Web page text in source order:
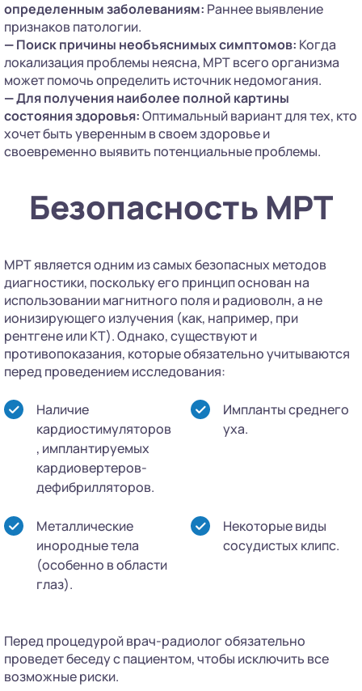
определенным заболеваниям: Раннее выявление
признаков патологии.
—Поиск причины необъяснимых симптомов: Когда
локализация проблемы неясна, МРТ всего организма
может помочь определить источник недомогания.
—Для получения наиболее полной картины
состояния здоровья:Оптимальный вариант для тех, кто
хочет быть уверенным в своем здоровье и
своевременно выявить потенциальные проблемы.
Безопасность МРТ
МРТ является одним из самых безопасных методов
диагностики, поскольку его принцип основан на
использовании магнитного поля и радиоволн, а не
ионизирующего излучения (как, например, при
рентгене или КТ). Однако, существуют и
противопоказания, которые обязательно учитываются
перед проведением исследования:
Наличие
кардиостимуляторов
, имплантируемых
кардиовертеров-
дефибрилляторов.
Импланты среднего
уха.
Металлические
инородные тела
(особенно в области
глаз).
Некоторые виды
сосудистых клипс.
Перед процедурой врач-радиолог обязательно
проведет беседу с пациентом, чтобы исключить все
возможные риски.